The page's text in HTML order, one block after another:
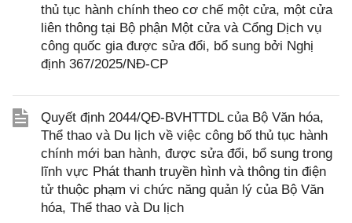
thủ tục hành chính theo cơ chế một cửa, một cửa
liên thông tại Bộ phận Một cửa và Cổng Dịch vụ
công quốc gia được sửa đổi, bổ sung bởi Nghị
định 367/2025/NĐ-CP
Quyết định 2044/QĐ-BVHTTDL của Bộ Văn hóa,
Thể thao và Du lịch về việc công bố thủ tục hành
chính mới ban hành, được sửa đổi, bổ sung trong
lĩnh vực Phát thanh truyền hình và thông tin điện
tử thuộc phạm vi chức năng quản lý của Bộ Văn
hóa, Thể thao và Du lịch